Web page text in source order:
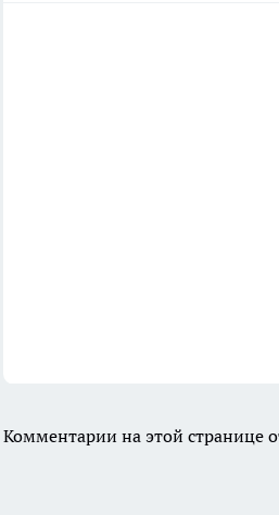
Комментарии на этой странице